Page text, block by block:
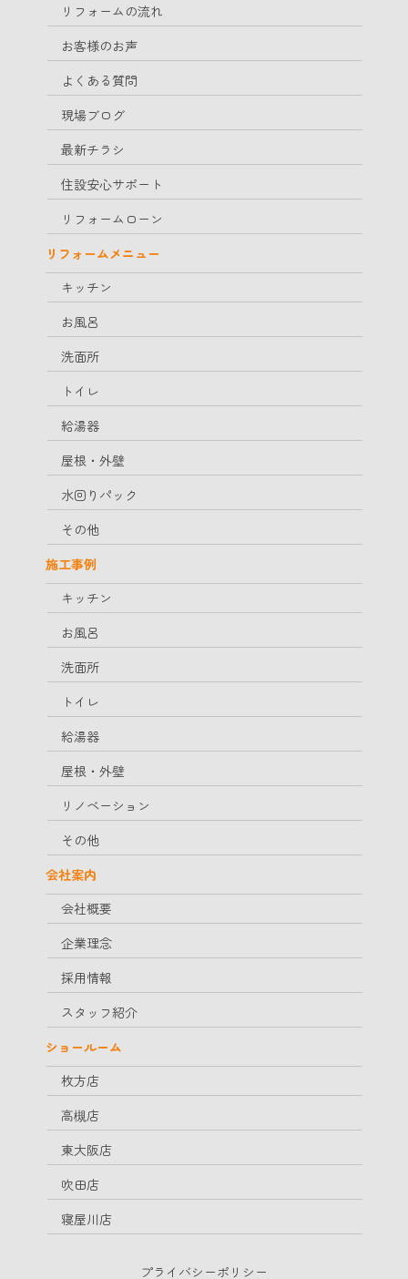
リフォームの流れ
お客様のお声
よくある質問
現場ブログ
最新チラシ
住設安心サポート
リフォームローン
リフォームメニュー
キッチン
お風呂
洗面所
トイレ
給湯器
屋根・外壁
水回りパック
その他
施工事例
キッチン
お風呂
洗面所
トイレ
給湯器
屋根・外壁
リノベーション
その他
会社案内
会社概要
企業理念
採用情報
スタッフ紹介
ショールーム
枚方店
高槻店
東大阪店
吹田店
寝屋川店
プライバシーポリシー